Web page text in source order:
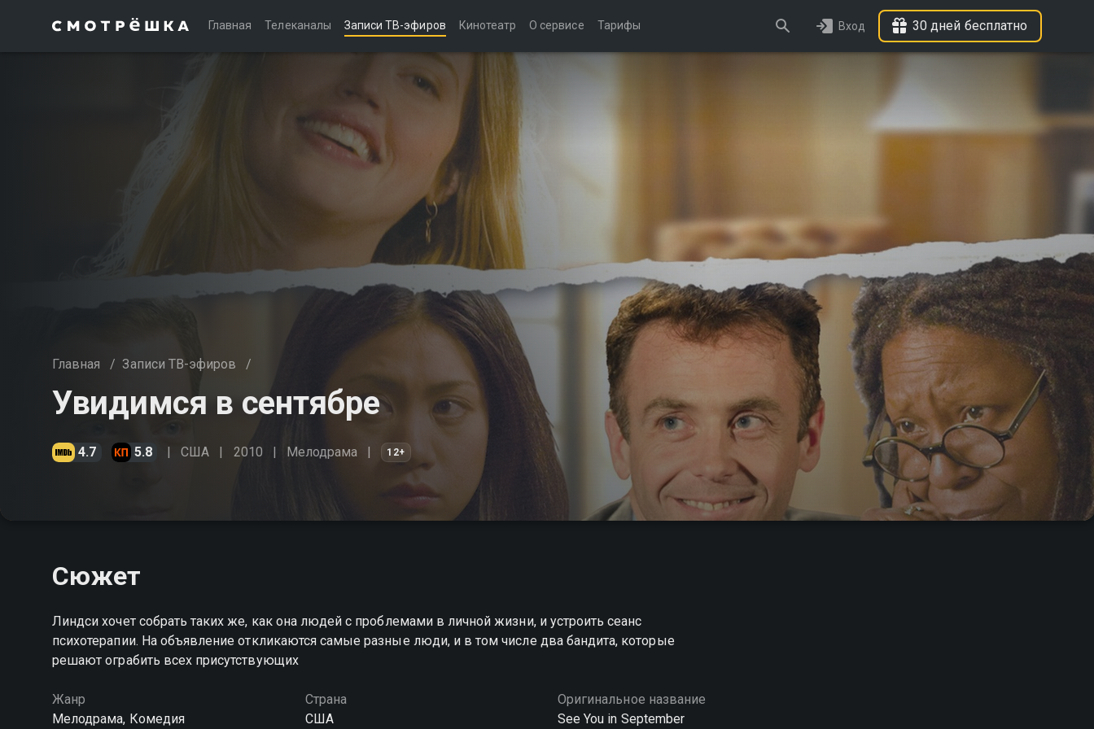
Главная Телеканалы Записи ТВ-эфиров Кинотеатр О сервисе Тарифы Вход 30 дней бесплатно
Главная / Записи ТВ-эфиров /
Увидимся в сентябре
4.7 5.8 США 2010 Мелодрама 12+
Сюжет
Линдси хочет собрать таких же, как она людей с проблемами в личной жизни, и устроить сеанс
психотерапии. На объявление откликаются самые разные люди, и в том числе два бандита, которые
решают ограбить всех присутствующих
Жанр
Мелодрама, Комедия
Страна
США
Оригинальное название
See You in September